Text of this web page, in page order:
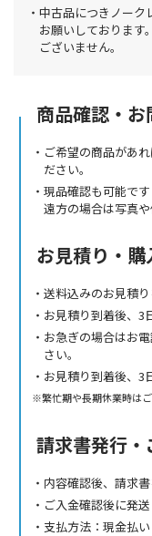
中古品につきノーク
お願いしております
ございません。
商品確認・
ご希望の商品があ
ださい。
現品確認も可能で
遠方の場合は写真や
お見積り・購
送料込みのお見積り
お見積り到着後、3
お急ぎの場合はお
さい。
お見積り到着後、3
繁忙期や長期休業時は
請求書発行・
内容確認後、請求書
ご入金確認後に発送
支払方法：現金払